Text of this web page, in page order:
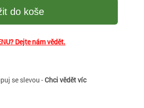
do koše
Dejte nám vědět.
se slevou -Chci vědět víc